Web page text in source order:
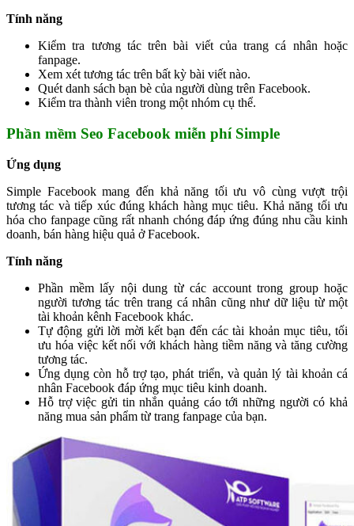
Tính năng
Kiểm tra tương tác trên bài viết của trang cá nhân hoặc
fanpage.
Xem xét tương tác trên bất kỳ bài viết nào.
Quét danh sách bạn bè của người dùng trên Facebook.
Kiểm tra thành viên trong một nhóm cụ thể.
Phần mềm Seo Facebook miễn phí Simple
Ứng dụng
Simple Facebook mang đến khả năng tối ưu vô cùng vượt trội
tương tác và tiếp xúc đúng khách hàng mục tiêu. Khả năng tối ưu
hóa cho fanpage cũng rất nhanh chóng đáp ứng đúng nhu cầu kinh
doanh, bán hàng hiệu quả ở Facebook.
Tính năng
Phần mềm lấy nội dung từ các account trong group hoặc
người tương tác trên trang cá nhân cũng như dữ liệu từ một
tài khoản kênh Facebook khác.
Tự động gửi lời mời kết bạn đến các tài khoản mục tiêu, tối
ưu hóa việc kết nối với khách hàng tiềm năng và tăng cường
tương tác.
Ứng dụng còn hỗ trợ tạo, phát triển, và quản lý tài khoản cá
nhân Facebook đáp ứng mục tiêu kinh doanh.
Hỗ trợ việc gửi tin nhắn quảng cáo tới những người có khả
năng mua sản phẩm từ trang fanpage của bạn.